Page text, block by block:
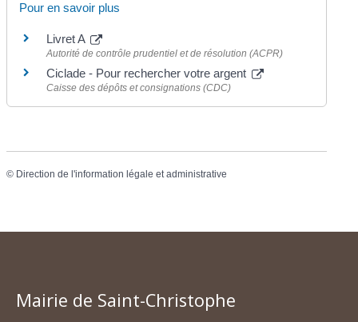
Pour en savoir plus
Livret A
Autorité de contrôle prudentiel et de résolution (ACPR)
Ciclade - Pour rechercher votre argent
Caisse des dépôts et consignations (CDC)
© Direction de l'information légale et administrative
Mairie de Saint-Christophe